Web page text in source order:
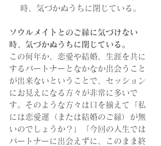
時、気づかぬうちに閉じている。
ソウルメイトとのご縁に気づけない
時、気づかぬうちに閉じている。
この何年か、恋愛や結婚、生涯を共に
するパートナーとなかなか出会うこと
が出来ないということで、セッション
にお見えになる方々が非常に多いで
す。そのような方々は口を揃えて「私
には恋愛運（または結婚のご縁）が無
いのでしょうか？」「今回の人生では
パートナーに出会えずに、このまま終